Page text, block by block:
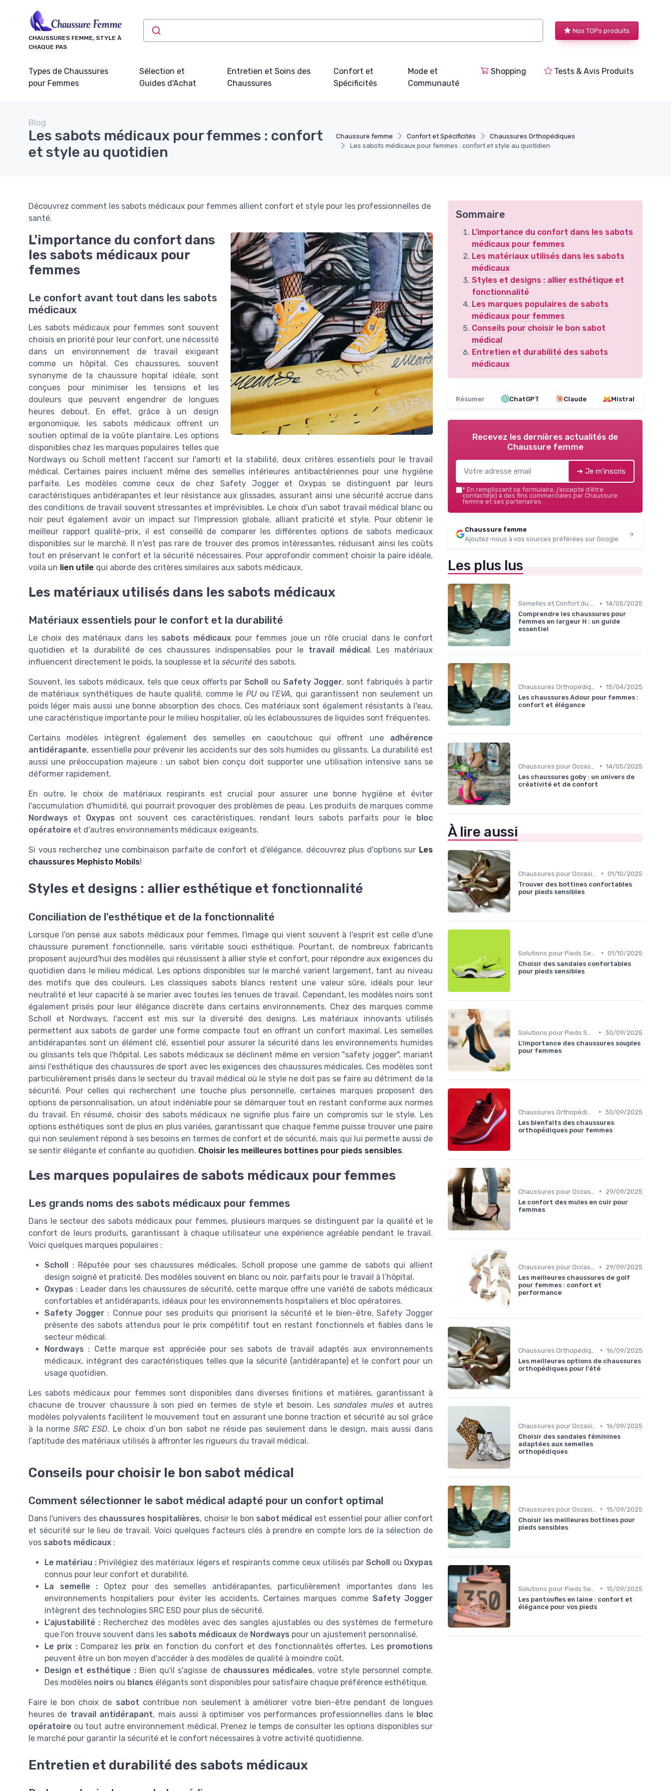
CHAUSSURES FEMME, STYLE À
CHAQUE PAS
Nos TOPs produits
Types de Chaussures
pour Femmes
Sélection et
Guides d'Achat
Entretien et Soins des
Chaussures
Confort et
Spécificités
Mode et
Communauté
Shopping Tests & Avis Produits
Chaussure femme Confort et Spécificités
Chaussures Orthopédiques
Les sabots médicaux pour femmes : confort et style au quotidien
Blog
Les sabots médicaux pour femmes : confort
et style au quotidien
Découvrez comment les sabots médicaux pour femmes allient confort et style pour les professionnelles de
santé.
L'importance du confort dans
les sabots médicaux pour
femmes
Le confort avant tout dans les sabots
médicaux
Les sabots médicaux pour femmes sont souvent
choisis en priorité pour leur confort, une nécessité
dans un environnement de travail exigeant
comme un hôpital. Ces chaussures, souvent
synonyme de la chaussure hopital idéale, sont
conçues pour minimiser les tensions et les
douleurs que peuvent engendrer de longues
heures debout. En effet, grâce à un design
ergonomique, les sabots médicaux offrent un
soutien optimal de la voûte plantaire. Les options
disponibles chez les marques populaires telles que
Nordways ou Scholl mettent l'accent sur l'amorti et la stabilité, deux critères essentiels pour le travail
médical. Certaines paires incluent même des semelles intérieures antibactériennes pour une hygiène
parfaite. Les modèles comme ceux de chez Safety Jogger et Oxypas se distinguent par leurs
caractéristiques antidérapantes et leur résistance aux glissades, assurant ainsi une sécurité accrue dans
des conditions de travail souvent stressantes et imprévisibles. Le choix d'un sabot travail médical blanc ou
noir peut également avoir un impact sur l'impression globale, alliant praticité et style. Pour obtenir le
meilleur rapport qualité-prix, il est conseillé de comparer les différentes options de sabots medicaux
disponibles sur le marché. Il n'est pas rare de trouver des promos intéressantes, réduisant ainsi les coûts
tout en préservant le confort et la sécurité nécessaires. Pour approfondir comment choisir la paire idéale,
voila un lien utile qui aborde des critères similaires aux sabots médicaux.
Les matériaux utilisés dans les sabots médicaux
Matériaux essentiels pour le confort et la durabilité
Le choix des matériaux dans les sabots médicauxpour femmes joue un rôle crucial dans le confort
quotidien et la durabilité de ces chaussures indispensables pour le travail médical . Les matériaux
influencent directement le poids, la souplesse et la sécurité des sabots.
Souvent, les sabots médicaux, tels que ceux offerts parScholl ou Safety Jogger, sont fabriqués à partir
de matériaux synthétiques de haute qualité, comme le PUou l'EVA, qui garantissent non seulement un
poids léger mais aussi une bonne absorption des chocs. Ces matériaux sont également résistants à l'eau,
une caractéristique importante pour le milieu hospitalier, où les éclaboussures de liquides sont fréquentes.
Certains modèles intègrent également des semelles en caoutchouc qui offrent une adhérence
antidérapante, essentielle pour prévenir les accidents sur des sols humides ou glissants. La durabilité est
aussi une préoccupation majeure ; un sabot bien conçu doit supporter une utilisation intensive sans se
déformer rapidement.
En outre, le choix de matériaux respirants est crucial pour assurer une bonne hygiène et éviter
l'accumulation d'humidité, qui pourrait provoquer des problèmes de peau. Les produits de marques comme
Nordways et Oxypas ont souvent ces caractéristiques, rendant leurs sabots parfaits pour le
bloc
opératoire et d'autres environnements médicaux exigeants.
Si vous recherchez une combinaison parfaite de confort et d'élégance, découvrez plus d'options sur Les
chaussures Mephisto Mobils!
Styles et designs : allier esthétique et fonctionnalité
Conciliation de l'esthétique et de la fonctionnalité
Lorsque l'on pense aux sabots médicaux pour femmes, l'image qui vient souvent à l'esprit est celle d'une
chaussure purement fonctionnelle, sans véritable souci esthétique. Pourtant, de nombreux fabricants
proposent aujourd'hui des modèles qui réussissent à allier style et confort, pour répondre aux exigences du
quotidien dans le milieu médical. Les options disponibles sur le marché varient largement, tant au niveau
des motifs que des couleurs. Les classiques sabots blancs restent une valeur sûre, idéals pour leur
neutralité et leur capacité à se marier avec toutes les tenues de travail. Cependant, les modèles noirs sont
également prisés pour leur élégance discrète dans certains environnements. Chez des marques comme
Scholl et Nordways, l'accent est mis sur la diversité des designs. Les matériaux innovants utilisés
permettent aux sabots de garder une forme compacte tout en offrant un confort maximal. Les semelles
antidérapantes sont un élément clé, essentiel pour assurer la sécurité dans les environnements humides
ou glissants tels que l'hôpital. Les sabots médicaux se déclinent même en version "safety jogger", mariant
ainsi l'esthétique des chaussures de sport avec les exigences des chaussures médicales. Ces modèles sont
particulièrement prisés dans le secteur du travail médical où le style ne doit pas se faire au détriment de la
sécurité. Pour celles qui recherchent une touche plus personnelle, certaines marques proposent des
options de personnalisation, un atout indéniable pour se démarquer tout en restant conforme aux normes
du travail. En résumé, choisir des sabots médicaux ne signifie plus faire un compromis sur le style. Les
options esthétiques sont de plus en plus variées, garantissant que chaque femme puisse trouver une paire
qui non seulement répond à ses besoins en termes de confort et de sécurité, mais qui lui permette aussi de
se sentir élégante et confiante au quotidien. Choisir les meilleures bottines pour pieds sensibles.
Les marques populaires de sabots médicaux pour femmes
Les grands noms des sabots médicaux pour femmes
Dans le secteur des sabots médicaux pour femmes, plusieurs marques se distinguent par la qualité et le
confort de leurs produits, garantissant à chaque utilisateur une expérience agréable pendant le travail.
Voici quelques marques populaires :
Scholl : Réputée pour ses chaussures médicales, Scholl propose une gamme de sabots qui allient
design soigné et praticité. Des modèles souvent en blanc ou noir, parfaits pour le travail à l’hôpital.
Oxypas : Leader dans les chaussures de sécurité, cette marque offre une variété de sabots médicaux
confortables et antidérapants, idéaux pour les environnements hospitaliers et bloc opératoires.
Safety Jogger: Connue pour ses produits qui priorisent la sécurité et le bien-être, Safety Jogger
présente des sabots attendus pour le prix compétitif tout en restant fonctionnels et fiables dans le
secteur médical.
Nordways : Cette marque est appréciée pour ses sabots de travail adaptés aux environnements
médicaux, intégrant des caractéristiques telles que la sécurité (antidérapante) et le confort pour un
usage quotidien.
Les sabots médicaux pour femmes sont disponibles dans diverses finitions et matières, garantissant à
chacune de trouver chaussure à son pied en termes de style et besoin. Lessandales muleset autres
modèles polyvalents facilitent le mouvement tout en assurant une bonne traction et sécurité au sol grâce
à la norme SRC ESD. Le choix d’un bon sabot ne réside pas seulement dans le design, mais aussi dans
l’aptitude des matériaux utilisés à affronter les rigueurs du travail médical.
Conseils pour choisir le bon sabot médical
Comment sélectionner le sabot médical adapté pour un confort optimal
Dans l'univers des chaussures hospitalières, choisir le bon sabot médical est essentiel pour allier confort
et sécurité sur le lieu de travail. Voici quelques facteurs clés à prendre en compte lors de la sélection de
vos sabots médicaux :
Le matériau :Privilégiez des matériaux légers et respirants comme ceux utilisés parScholl ou Oxypas
connus pour leur confort et durabilité.
La semelle : Optez pour des semelles antidérapantes, particulièrement importantes dans les
environnements hospitaliers pour éviter les accidents. Certaines marques comme Safety Jogger
intègrent des technologies SRC ESD pour plus de sécurité.
L'ajustabilité : Recherchez des modèles avec des sangles ajustables ou des systèmes de fermeture
que l'on trouve souvent dans les sabots médicaux de Nordways pour un ajustement personnalisé.
Le prix :Comparez les prix en fonction du confort et des fonctionnalités offertes. Les promotions
peuvent être un bon moyen d'accéder à des modèles de qualité à moindre coût.
Design et esthétique :Bien qu'il s'agisse de chaussures médicales, votre style personnel compte.
Des modèles noirs ou blancs élégants sont disponibles pour satisfaire chaque préférence esthétique.
Faire le bon choix de sabot contribue non seulement à améliorer votre bien-être pendant de longues
heures de travail antidérapant, mais aussi à optimiser vos performances professionnelles dans le bloc
opératoire ou tout autre environnement médical. Prenez le temps de consulter les options disponibles sur
le marché pour garantir la sécurité et le confort nécessaires à votre activité quotidienne.
Entretien et durabilité des sabots médicaux
Sommaire
L'importance du confort dans les sabots
médicaux pour femmes
Les matériaux utilisés dans les sabots
médicaux
Styles et designs : allier esthétique et
fonctionnalité
Les marques populaires de sabots
médicaux pour femmes
Conseils pour choisir le bon sabot
médical
Entretien et durabilité des sabots
médicaux
Résumer ChatGPT Claude Mistral
Recevez les dernières actualités de
Chaussure femme
➔ Je m'inscris
* En remplissant ce formulaire, j’accepte d’être
contacté(e) à des fins commerciales par Chaussure
femme et ses partenaires.
Chaussure femme
Ajoutez-nous à vos sources préférées sur Google
Les plus lus
Semelles et Confort du Pied • 14/05/2025
Comprendre les chaussures pour
femmes en largeur H : un guide
essentiel
• 15/04/2025
Les chaussures Adour pour femmes :
confort et élégance
• 14/05/2025
Les chaussures goby : un univers de
créativité et de confort
À lire aussi
• 01/10/2025
Trouver des bottines confortables
pour pieds sensibles
• 01/10/2025
Choisir des sandales confortables
pour pieds sensibles
• 30/09/2025
L'importance des chaussures souples
pour femmes
• 30/09/2025
Les bienfaits des chaussures
orthopédiques pour femmes
•
29/09/2025
Le confort des mules en cuir pour
femmes
Chaussures pour Occasions Spéciales •
29/09/2025
Les meilleures chaussures de golf
pour femmes : confort et
performance
• 16/09/2025
Les meilleures options de chaussures
orthopédiques pour l'été
Chaussures pour Occasions Spéciales • 16/09/2025
Choisir des sandales féminines
adaptées aux semelles
orthopédiques
• 15/09/2025
Choisir les meilleures bottines pour
pieds sensibles
• 15/09/2025
Les pantoufles en laine : confort et
élégance pour vos pieds